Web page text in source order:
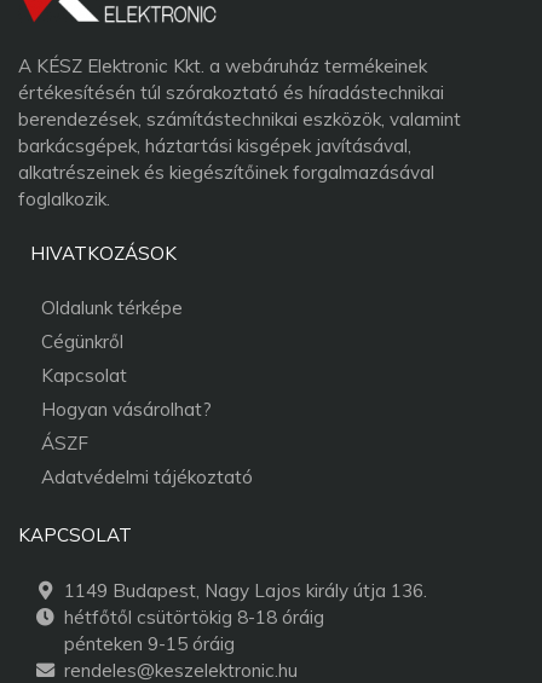
A KÉSZ Elektronic Kkt. a webáruház termékeinek
értékesítésén túl szórakoztató és híradástechnikai
berendezések, számítástechnikai eszközök, valamint
barkácsgépek, háztartási kisgépek javításával,
alkatrészeinek és kiegészítőinek forgalmazásával
foglalkozik.
HIVATKOZÁSOK
Oldalunk térképe
Cégünkről
Kapcsolat
Hogyan vásárolhat?
ÁSZF
Adatvédelmi tájékoztató
KAPCSOLAT
1149 Budapest, Nagy Lajos király útja 136.
hétfőtől csütörtökig 8-18 óráig
pénteken 9-15 óráig
rendeles@keszelektronic.hu